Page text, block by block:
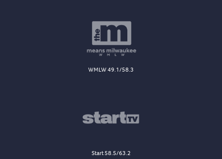
WMLW 49.1/58.3
Start 58.5/63.2